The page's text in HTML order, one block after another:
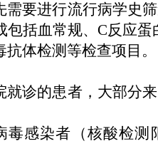
需要进行流行病学史
包括血常规、C反应
体检测等检查项目。
就诊的患者，大部分
毒感染者（核酸检测